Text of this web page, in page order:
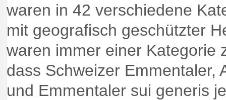
waren in 42 verschiedene
mit geografisch geschützter
waren immer einer Kategorie
dass Schweizer Emmentaler,
und Emmentaler sui generis